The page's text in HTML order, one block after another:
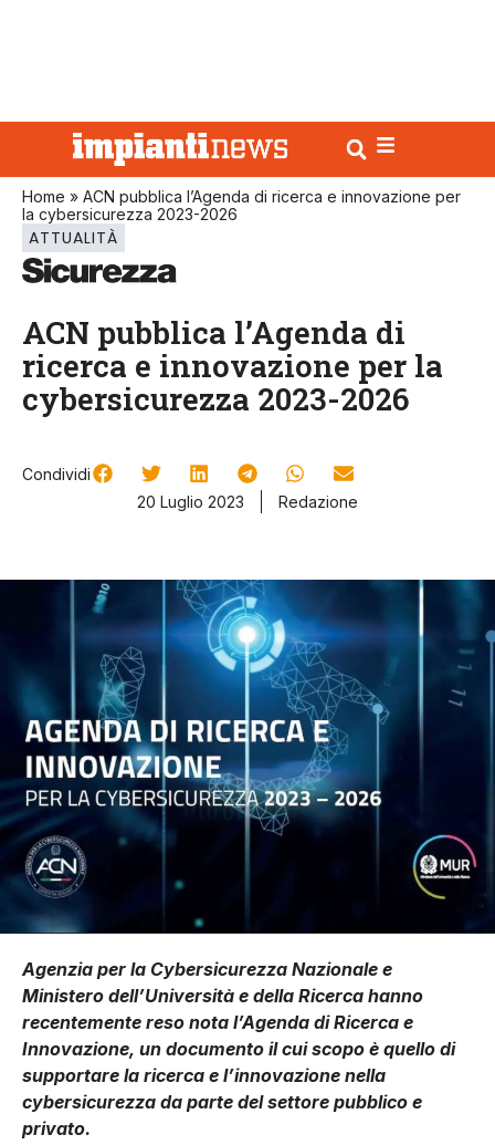
Home » ACN pubblica l’Agenda di ricerca e innovazione per
la cybersicurezza 2023-2026
ATTUALITÀ
ACN pubblica l’Agenda di
ricerca e innovazione per la
cybersicurezza 2023-2026
Condividi
20 Luglio 2023
Redazione
Agenzia per la Cybersicurezza Nazionale e
Ministero dell’Università e della Ricerca hanno
recentemente reso nota l’Agenda di Ricerca e
Innovazione, un documento il cui scopo è quello di
supportare la ricerca e l’innovazione nella
cybersicurezza da parte del settore pubblico e
privato.